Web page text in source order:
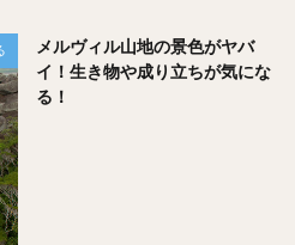
ストラリアの北、ケアンズの
メルヴィル山地の景色がヤバ
イ！生き物や成り立ちが気にな
る！